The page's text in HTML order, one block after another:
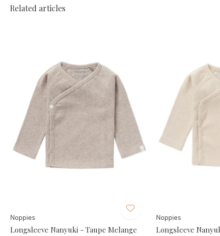
Related articles
Noppies
Longsleeve Nanyuki - Taupe Melange
Noppies
Longsleeve